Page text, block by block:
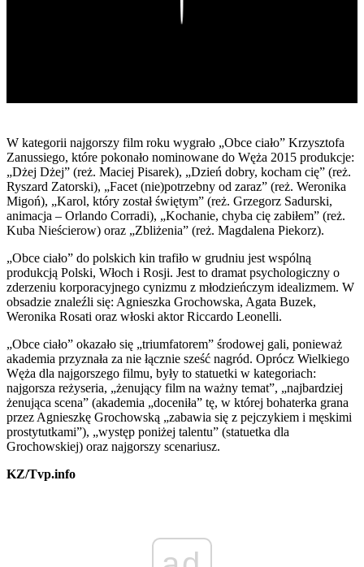
W kategorii najgorszy film roku wygrało „Obce ciało” Krzysztofa
Zanussiego, które pokonało nominowane do Węża 2015 produkcje:
„Dżej Dżej” (reż. Maciej Pisarek), „Dzień dobry, kocham cię” (reż.
Ryszard Zatorski), „Facet (nie)potrzebny od zaraz” (reż. Weronika
Migoń), „Karol, który został świętym” (reż. Grzegorz Sadurski,
animacja – Orlando Corradi), „Kochanie, chyba cię zabiłem” (reż.
Kuba Nieścierow) oraz „Zbliżenia” (reż. Magdalena Piekorz).
„Obce ciało” do polskich kin trafiło w grudniu jest wspólną
produkcją Polski, Włoch i Rosji. Jest to dramat psychologiczny o
zderzeniu korporacyjnego cynizmu z młodzieńczym idealizmem. W
obsadzie znaleźli się: Agnieszka Grochowska, Agata Buzek,
Weronika Rosati oraz włoski aktor Riccardo Leonelli.
„Obce ciało” okazało się „triumfatorem” środowej gali, ponieważ
akademia przyznała za nie łącznie sześć nagród. Oprócz Wielkiego
Węża dla najgorszego filmu, były to statuetki w kategoriach:
najgorsza reżyseria, „żenujący film na ważny temat”, „najbardziej
żenująca scena” (akademia „doceniła” tę, w której bohaterka grana
przez Agnieszkę Grochowską „zabawia się z pejczykiem i męskimi
prostytutkami”), „występ poniżej talentu” (statuetka dla
Grochowskiej) oraz najgorszy scenariusz.
KZ/Tvp.info